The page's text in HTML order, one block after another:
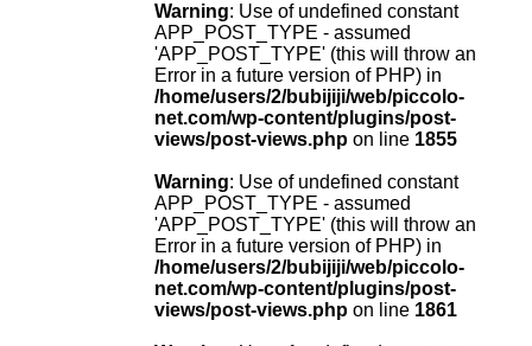
Warning: Use of undefined constant
APP_POST_TYPE - assumed
'APP_POST_TYPE' (this will throw an
Error in a future version of PHP) in
/home/users/2/bubijiji/web/piccolo-
net.com/wp-content/plugins/post-
views/post-views.php on line 1855
Warning: Use of undefined constant
APP_POST_TYPE - assumed
'APP_POST_TYPE' (this will throw an
Error in a future version of PHP) in
/home/users/2/bubijiji/web/piccolo-
net.com/wp-content/plugins/post-
views/post-views.php on line 1861